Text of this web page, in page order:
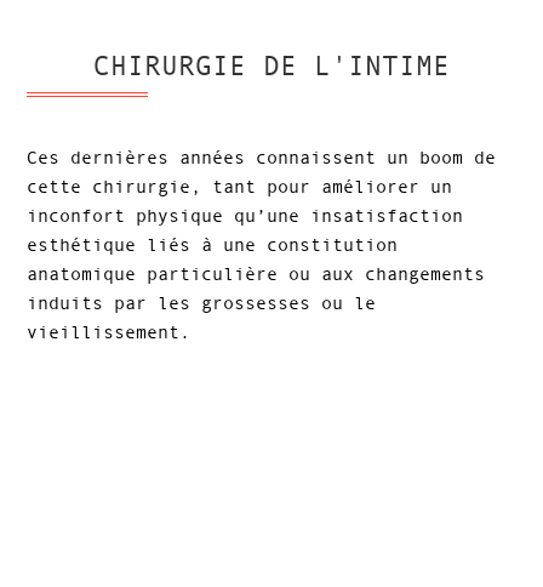
CHIRURGIE DE L'INTIME
Ces dernières années connaissent un boom de
cette chirurgie, tant pour améliorer un
inconfort physique qu’une insatisfaction
esthétique liés à une constitution
anatomique particulière ou aux changements
induits par les grossesses ou le
vieillissement.